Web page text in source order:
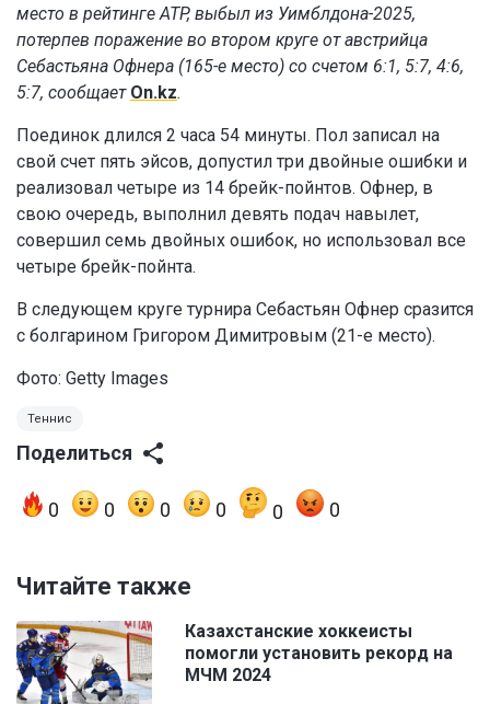
место в рейтинге ATP, выбыл из Уимблдона-2025,
потерпев поражение во втором круге от австрийца
Себастьяна Офнера (165-е место) со счетом 6:1, 5:7, 4:6,
5:7, сообщает On.kz.
Поединок длился 2 часа 54 минуты. Пол записал на
свой счет пять эйсов, допустил три двойные ошибки и
реализовал четыре из 14 брейк-пойнтов. Офнер, в
свою очередь, выполнил девять подач навылет,
совершил семь двойных ошибок, но использовал все
четыре брейк-пойнта.
В следующем круге турнира Себастьян Офнер сразится
с болгарином Григором Димитровым (21-е место).
Фото: Getty Images
Теннис
Поделиться
0 0 0 0 0 0
Читайте также
Казахстанские хоккеисты
помогли установить рекорд на
МЧМ 2024